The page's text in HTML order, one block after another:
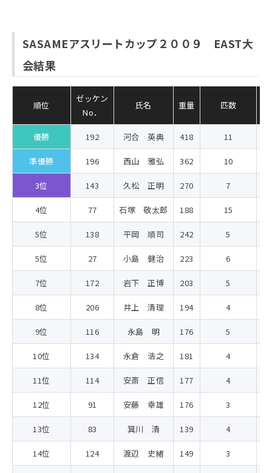
SASAMEアスリートカップ２００９ EAST大
会結果
順位
ゼッケン
No．
氏名 重量 匹数
優勝 192 河合 英典 418 11
準優勝 196 西山 雅弘 362 10
3位 143 久松 正明 270 7
4位 77 石塚 敬太郎 188 15
5位 138 平岡 順司 242 5
5位 27 小島 健治 223 6
7位 172 岩下 正博 203 5
8位 206 井上 清理 194 4
9位 116 永島 明 176 5
10位 134 永倉 浩之 181 4
11位 114 安斎 正信 177 4
12位 91 安藤 幸雄 176 3
13位 83 箕川 清 139 4
14位 124 渡辺 史緒 149 3